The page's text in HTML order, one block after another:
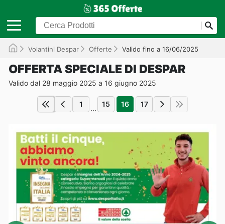
Volantini Despar Offerte Valido fino a 16/06/2025
OFFERTA SPECIALE DI DESPAR
Valido dal 28 maggio 2025 a 16 giugno 2025
1 ... 15 16 17